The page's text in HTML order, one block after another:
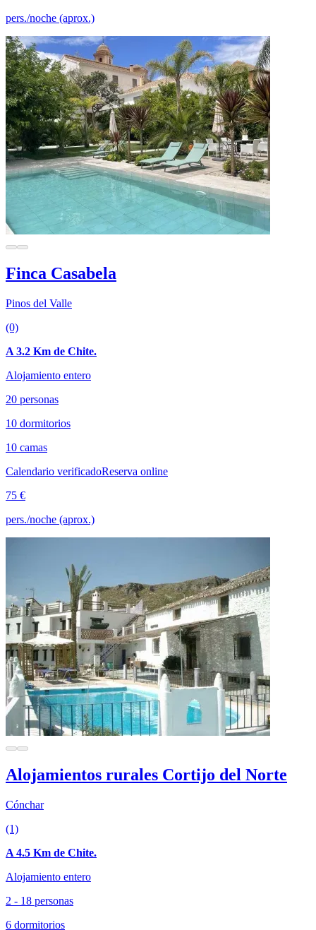
pers./noche (aprox.)
Finca Casabela
Pinos del Valle
(0)
A 3.2 Km de Chite.
Alojamiento entero
20 personas
10 dormitorios
10 camas
Calendario verificadoReserva online
75 €
pers./noche (aprox.)
Alojamientos rurales Cortijo del Norte
Cónchar
(1)
A 4.5 Km de Chite.
Alojamiento entero
2 - 18 personas
6 dormitorios